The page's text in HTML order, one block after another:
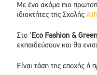
Με ένα ακόμα πιο
ιδιοκτήτες της Σχολής
Στο ‘ Eco Fashion &Green
εκπαιδεύσουν και θα
Είναι τάση της εποχής ή